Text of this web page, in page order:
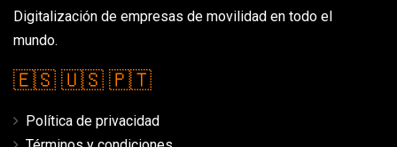
Digitalización de empresas de movilidad en todo el
mundo.
🇪🇸 🇺🇸 🇵🇹
Política de privacidad